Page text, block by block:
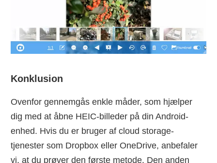
Konklusion
Ovenfor gennemgås enkle måder, som hjælper
dig med at åbne HEIC-billeder på din Android-
enhed. Hvis du er bruger af cloud storage-
tjenester som Dropbox eller OneDrive, anbefaler
vi, at du prøver den første metode. Den anden